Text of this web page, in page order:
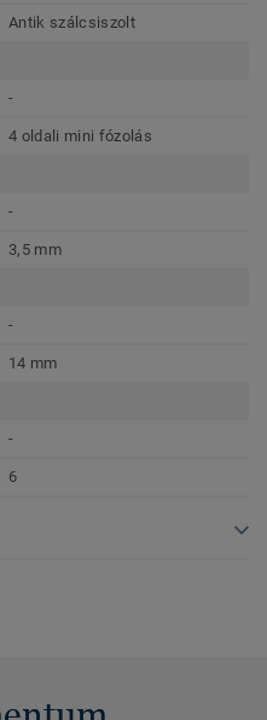
Antik szálcsiszolt
-
4 oldali mini fózolás
-
3,5 mm
-
14 mm
-
6